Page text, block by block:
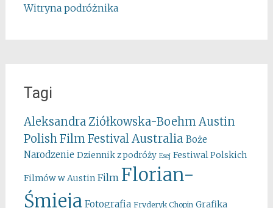
Witryna podróżnika
Tagi
Aleksandra Ziółkowska-Boehm Austin
Polish Film FestivalAustralia Boże
Narodzenie Dziennik z podróży Esej Festiwal Polskich
Filmów w Austin Film Florian-
Śmieja Fotografia Fryderyk Chopin Grafika